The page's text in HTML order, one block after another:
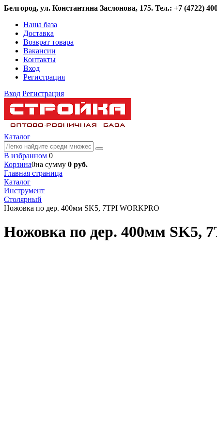
Белгород, ул. Константина Заслонова, 175. Тел.: +7 (4722)
Наша база
Доставка
Возврат товара
Вакансии
Контакты
Вход
Регистрация
Вход Регистрация
Каталог
В избранном 0
Корзина0на сумму 0 руб.
Главная страница
Каталог
Инструмент
Столярный
Ножовка по дер. 400мм SK5, 7TPI WORKPRO
Ножовка по дер. 400мм SK5,